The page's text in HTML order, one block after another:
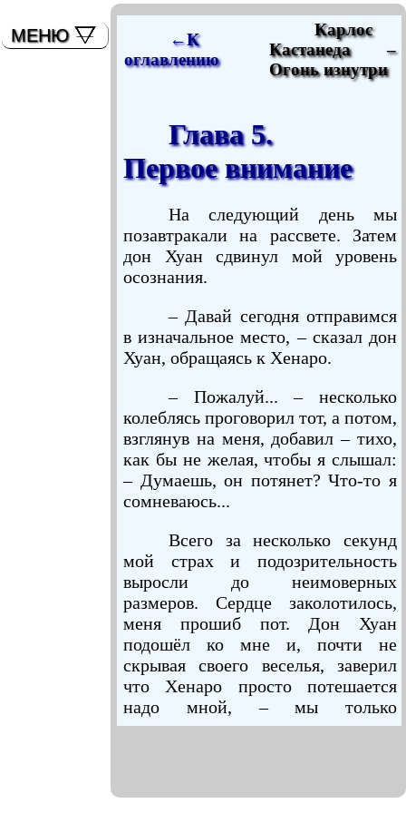
←К
оглавлению
Карлос
Кастанеда –
Огонь изнутри
Глава 5.
Первое внимание
На следующий день мы
позавтракали на рассвете. Затем
дон Хуан сдвинул мой уровень
осознания.
– Давай сегодня отправимся
в изначальное место, – сказал дон
Хуан, обращаясь к Хенаро.
– Пожалуй... – несколько
колеблясь проговорил тот, а потом,
взглянув на меня, добавил – тихо,
как бы не желая, чтобы я слышал:
– Думаешь, он потянет? Что-то я
сомневаюсь...
Всего за несколько секунд
мой страх и подозрительность
выросли до неимоверных
размеров. Сердце заколотилось,
меня прошиб пот. Дон Хуан
подошёл ко мне и, почти не
скрывая своего веселья, заверил
что Хенаро просто потешается
надо мной, – мы только
прогуляемся туда, где тысячелетия
МЕНЮ